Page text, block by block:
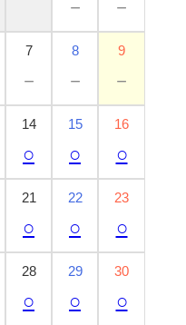
－ －
7
－
8
－
9
－
14
○
15
○
16
○
21
○
22
○
23
○
28
○
29
○
30
○